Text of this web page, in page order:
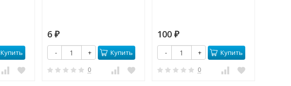
Купить
6 ₽
- + Купить
0
100 ₽
- + Купить
0